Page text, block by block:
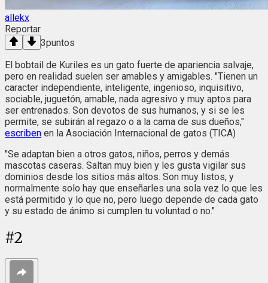
allekx
Reportar
3puntos
El bobtail de Kuriles es un gato fuerte de apariencia salvaje,
pero en realidad suelen ser amables y amigables. "Tienen un
caracter independiente, inteligente, ingenioso, inquisitivo,
sociable, juguetón, amable, nada agresivo y muy aptos para
ser entrenados. Son devotos de sus humanos, y si se les
permite, se subirán al regazo o a la cama de sus dueños,"
escriben en la Asociación Internacional de gatos (TICA)
"Se adaptan bien a otros gatos, niños, perros y demás
mascotas caseras. Saltan muy bien y les gusta vigilar sus
dominios desde los sitios más altos. Son muy listos, y
normalmente solo hay que enseñarles una sola vez lo que les
está permitido y lo que no, pero luego depende de cada gato
y su estado de ánimo si cumplen tu voluntad o no."
#2